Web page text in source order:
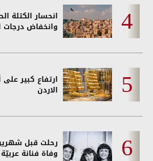
انحسار الكتلة
وانخفاض درجات
ارتفاع كبير
الاردن
رحلت قبل
وفاة فنانة